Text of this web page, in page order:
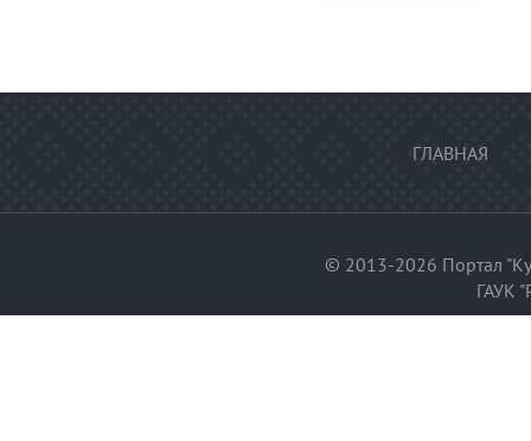
ГЛАВНАЯ
© 2013-2026 Портал
ГАУК